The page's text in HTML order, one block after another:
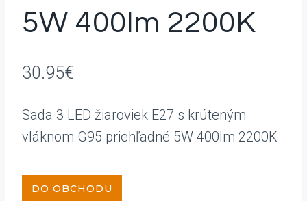
5W 400lm 2200K
30.95€
Sada 3 LED žiaroviek E27 s krúteným
vláknom G95 priehľadné 5W 400lm 2200K
DO OBCHODU